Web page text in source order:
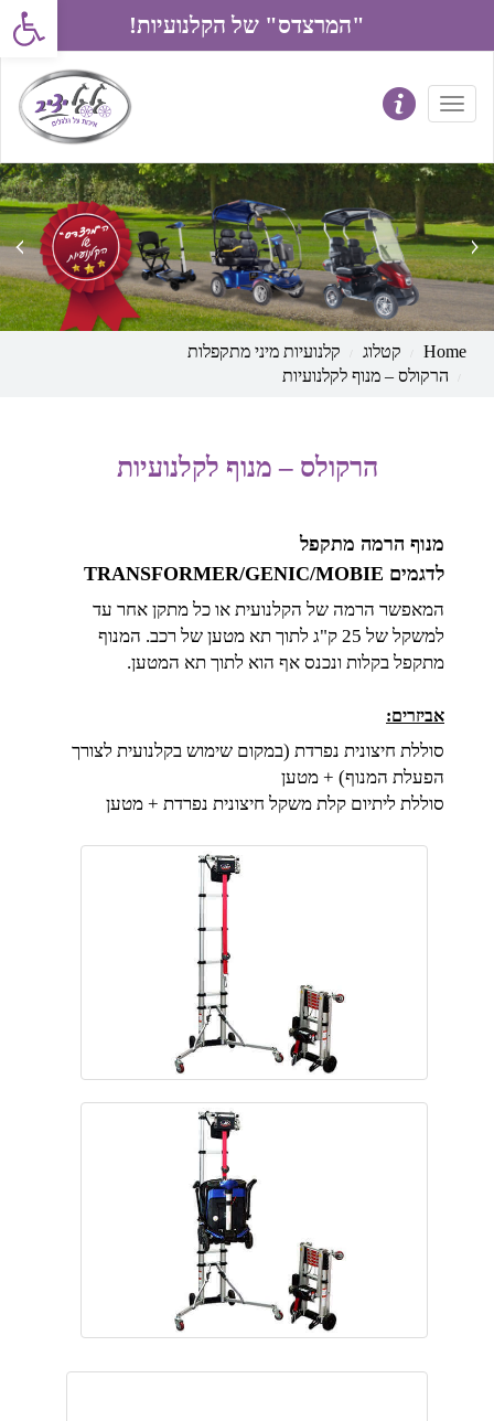
"המרצדס" של הקלנועיות! פתח
prev next
Home קטלוג
קלנועיות מיני מתקפלות
הרקולס – מנוף לקלנועיות
הרקולס – מנוף לקלנועיות
מנוף הרמה מתקפל
לדגמים TRANSFORMER/GENIC/MOBIE
המאפשר הרמה של הקלנועית או כל מתקן אחר עד
למשקל של 25 ק"ג לתוך תא מטען של רכב. המנוף
מתקפל בקלות ונכנס אף הוא לתוך תא המטען.
אביזרים:
סוללת חיצונית נפרדת (במקום שימוש בקלנועית לצורך
הפעלת המנוף) + מטען
סוללת ליתיום קלת משקל חיצונית נפרדת + מטען